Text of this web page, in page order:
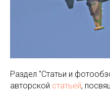
Раздел "Статьи и
авторской статьей,